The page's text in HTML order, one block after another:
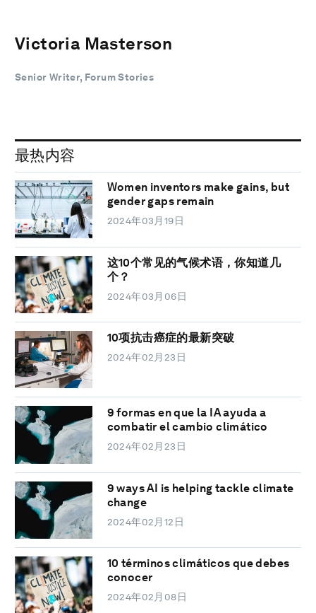
Victoria Masterson
Senior Writer, Forum Stories
最热内容
Women inventors make gains, but
gender gaps remain
2024年03月19日
这10个常见的气候术语，你知道几
个？
2024年03月06日
10项抗击癌症的最新突破
2024年02月23日
9 formas en que la IA ayuda a
combatir el cambio climático
2024年02月23日
9 ways AI is helping tackle climate
change
2024年02月12日
10 términos climáticos que debes
conocer
2024年02月08日